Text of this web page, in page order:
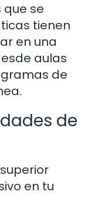
se
tienen
en una
aulas
de
de
en tu